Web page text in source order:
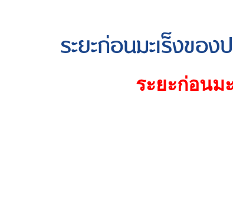
ระยะก่อนมะเร็งขอ
ระยะก่อนม